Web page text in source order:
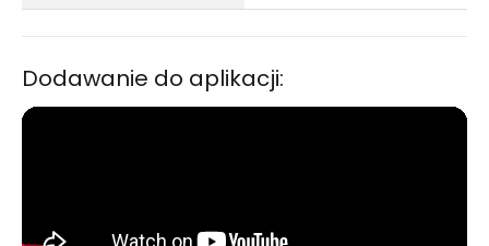
Dodawanie do aplikacji: